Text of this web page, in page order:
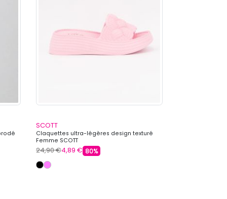
SCOTT
Claquettes ultra-légères design texturé
Femme SCOTT
24,90 €4,89 € 80%